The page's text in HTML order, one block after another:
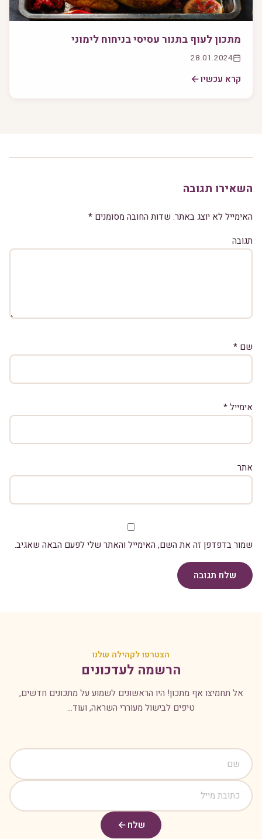
מתכון לעוף בתנור עסיסי בניחוח לימוני
28.01.2024
קרא עכשיו
השאירו תגובה
האימייל לא יוצג באתר. שדות החובה מסומנים *
תגובה
שם *
אימייל*
אתר
שמור בדפדפן זה את השם, האימייל והאתר שלי לפעם הבאה שאגיב.
שלח תגובה
הצטרפו לקהילה שלנו
הרשמה לעדכונים
אל תחמיצו אף מתכון! היו הראשונים לשמוע על מתכונים חדשים,
טיפים לבישול מעוררי השראה, ועוד...
שלח